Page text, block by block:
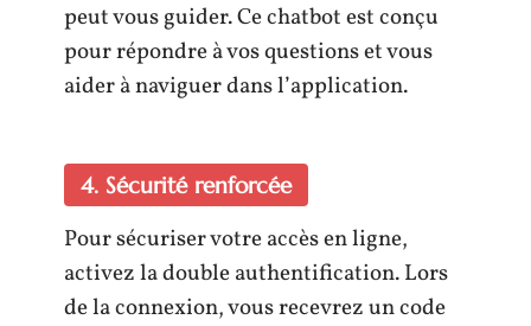
peut vous guider. Ce chatbot est conçu
pour répondre à vos questions et vous
aider à naviguer dans l’application.
4. Sécurité renforcée
Pour sécuriser votre accès en ligne,
activez la double authentification. Lors
de la connexion, vous recevrez un code